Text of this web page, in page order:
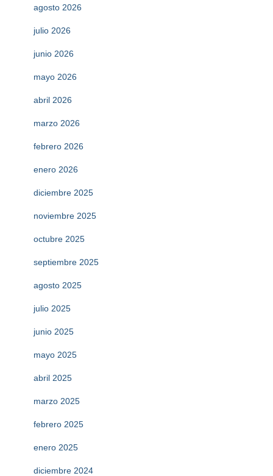
agosto 2026
julio 2026
junio 2026
mayo 2026
abril 2026
marzo 2026
febrero 2026
enero 2026
diciembre 2025
noviembre 2025
octubre 2025
septiembre 2025
agosto 2025
julio 2025
junio 2025
mayo 2025
abril 2025
marzo 2025
febrero 2025
enero 2025
diciembre 2024